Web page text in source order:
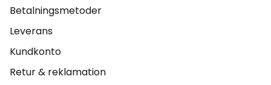
Betalningsmetoder
Leverans
Kundkonto
Retur & reklamation